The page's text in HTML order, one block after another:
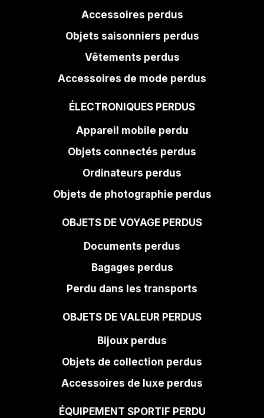
Accessoires perdus
Objets saisonniers perdus
Vêtements perdus
Accessoires de mode perdus
ÉLECTRONIQUES PERDUS
Appareil mobile perdu
Objets connectés perdus
Ordinateurs perdus
Objets de photographie perdus
OBJETS DE VOYAGE PERDUS
Documents perdus
Bagages perdus
Perdu dans les transports
OBJETS DE VALEUR PERDUS
Bijoux perdus
Objets de collection perdus
Accessoires de luxe perdus
ÉQUIPEMENT SPORTIF PERDU